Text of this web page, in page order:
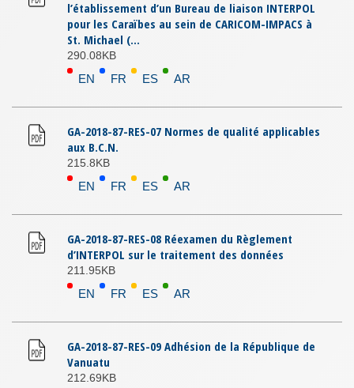
l’établissement d’un Bureau de liaison INTERPOL
pour les Caraïbes au sein de CARICOM-IMPACS à
St. Michael (...
290.08KB
EN FR ES AR
GA-2018-87-RES-07 Normes de qualité applicables
aux B.C.N.
215.8KB
EN FR ES AR
GA-2018-87-RES-08 Réexamen du Règlement
d’INTERPOL sur le traitement des données
211.95KB
EN FR ES AR
GA-2018-87-RES-09 Adhésion de la République de
Vanuatu
212.69KB